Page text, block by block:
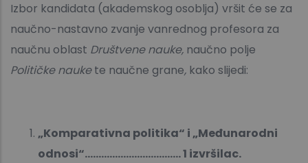
Izbor kandidata (akademskog osoblja) vršit će se za
naučno-nastavno zvanje vanrednog profesora za
naučnu oblast Društvene nauke, naučno polje
Političke naukete naučne grane, kako slijedi:
„Komparativna politika“ i „Međunarodni
odnosi“................................... 1 izvršilac.